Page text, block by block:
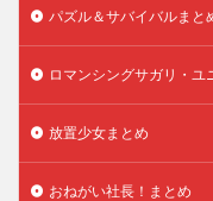
パズル＆サバイバルまと
ロマンシングサガリ・ユ
放置少女まとめ
おねがい社長！まとめ